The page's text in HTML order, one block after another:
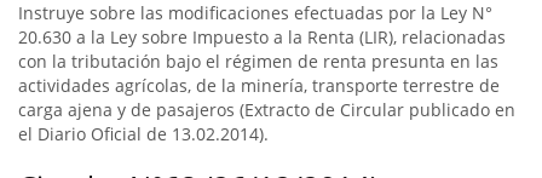
Instruye sobre las modificaciones efectuadas por la Ley N°
20.630 a la Ley sobre Impuesto a la Renta (LIR), relacionadas
con la tributación bajo el régimen de renta presunta en las
actividades agrícolas, de la minería, transporte terrestre de
carga ajena y de pasajeros (Extracto de Circular publicado en
el Diario Oficial de 13.02.2014).